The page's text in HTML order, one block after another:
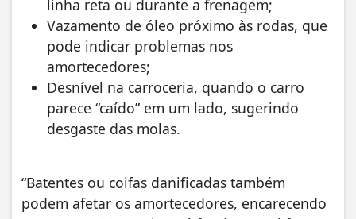
linha reta ou durante a frenagem;
Vazamento de óleo próximo às rodas, que
pode indicar problemas nos
amortecedores;
Desnível na carroceria, quando o carro
parece “caído” em um lado, sugerindo
desgaste das molas.
“Batentes ou coifas danificadas também
podem afetar os amortecedores, encarecendo